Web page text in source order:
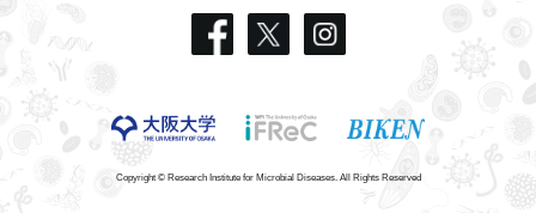
Copyright © Research Institute for Microbial Diseases. All Rights Reserved